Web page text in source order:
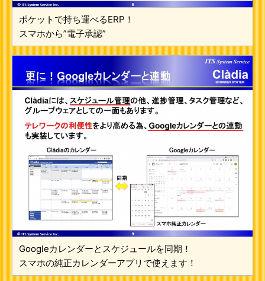
ポケットで持ち運べるERP！
スマホから”電子承認”
Googleカレンダーとスケジュールを同期！
スマホの純正カレンダーアプリで使えます！